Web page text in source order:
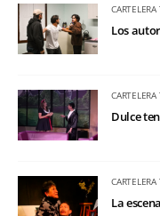
CARTELERA
Los
CARTELERA
Dulce
CARTELERA
La